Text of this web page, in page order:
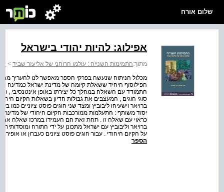
שלום אורח
אפילוג: להיות יהודי בישראל
מתוך:התמימות השנייה : עולמו הרוחני של אליעזר שביד >
מכלול הניתוח שנעשה בפרקי הספר מאפשר לנו להעריך
הפילוסוף היחיד ששאלת קיומה של מדינת ישראל כמדינה
התמודד עם השאלה במהלך כל יצירתו באופן אינטנסיבי ,
סוגי הוגים , המעצבים את גבולות הדיון בשאלות הקיום
ברויאר וישעיהו ליבוביץ ומצד שני הוגים פוסט ציוניים
יסוד משותף : התעלמות ממורכבות הקיום היהודי של מדינת
כראוי עם שאלה זו . תחת זאת הם העמידו במרכז שאלה
ברויאר וליבוביץ עם ישראל מתכונן על ידי התורה
על הקיום היהודי . עבור הוגים פוסט ציונים כעברון או
הספר